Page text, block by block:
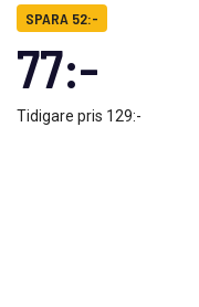
SPARA 52:-
77:-
Tidigare pris 129:-